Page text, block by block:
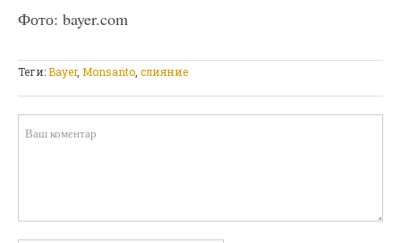
Фото: bayer.com
Теги:Bayer, Monsanto слияние